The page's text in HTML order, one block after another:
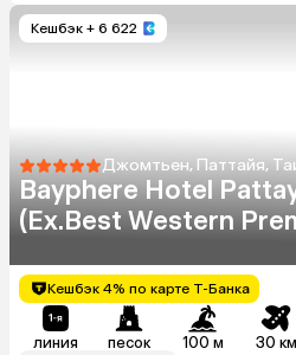
Кешбэк + 6 622
Джомтьен, Паттайя,
Bayphere Hotel
(Ex.Best Western
Кешбэк 4% по карте Т-Банка
линия песок 100 м 30 км